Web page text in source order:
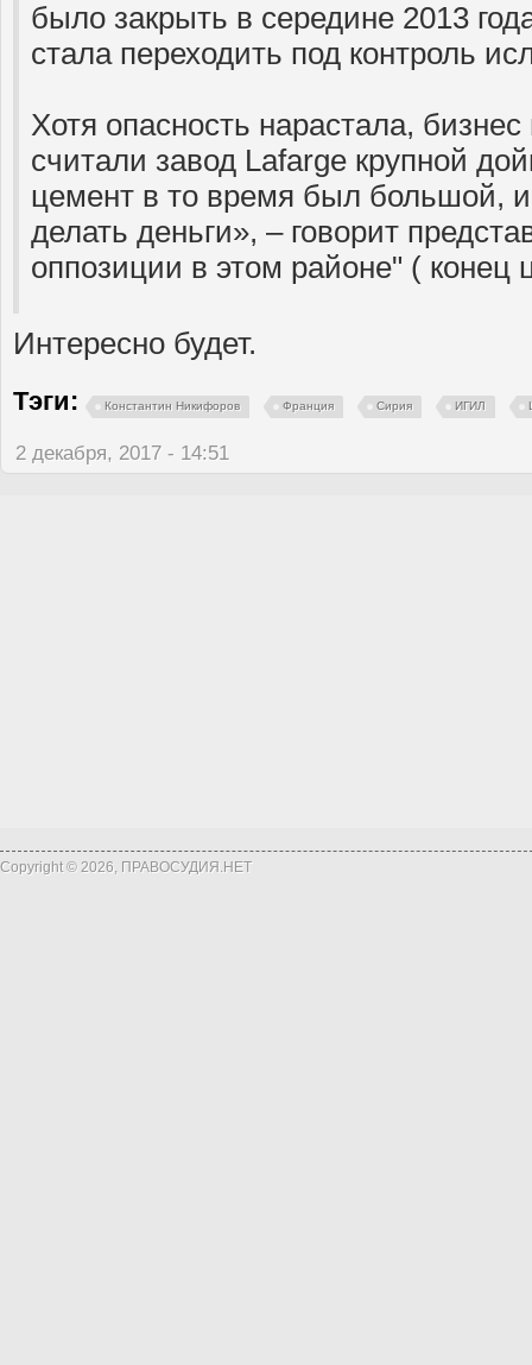
было закрыть в середине 2013
стала переходить под контроль
Хотя опасность нарастала,
считали завод Lafarge крупной
цемент в то время был большой,
делать деньги», – говорит
оппозиции в этом районе" ( конец
Интересно будет.
Тэги: Константин Никифоров Франция Сирия ИГИЛ
2 декабря, 2017 - 14:51
Copyright © 2026, ПРАВОСУДИЯ.НЕТ